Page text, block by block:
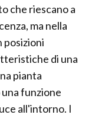
che riescano a
ma nella
posizioni
di una
pianta
funzione
all'intorno. I